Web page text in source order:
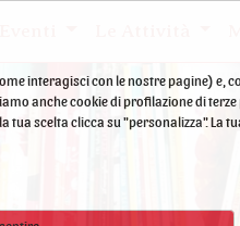
interagisci con le nostre pagine) e,
anche cookie di profilazione di
scelta clicca su "personalizza".